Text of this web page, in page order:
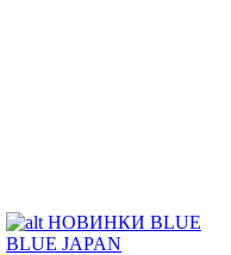
НОВИНКИ BLUE
BLUE JAPAN